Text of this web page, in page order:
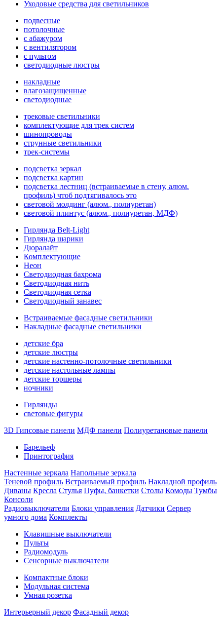
Уходовые средства для светильников
подвесные
потолочные
с абажуром
с вентилятором
с пультом
светодиодные люстры
накладные
влагозащищенные
светодиодные
трековые светильники
комплектующие для трек систем
шинопроводы
струнные светильники
трек-системы
подсветка зеркал
подсветка картин
подсветка лестниц (встраиваемые в стену, алюм.
профиль) чтоб подтягивалось это
световой молдинг (алюм., полиуретан)
световой плинтус (алюм., полиуретан, МДФ)
Гирлянда Belt-Light
Гирлянда шарики
Дюралайт
Комплектующие
Неон
Светодиодная бахрома
Светодиодная нить
Светодиодная сетка
Светодиодный занавес
Встраиваемые фасадные светильники
Накладные фасадные светильники
детские бра
детские люстры
детские настенно-потолочные светильники
детские настольные лампы
детские торшеры
ночники
Гирлянды
световые фигуры
3D Гипсовые панели МДФ панели Полиуретановые панели
Барельеф
Принтография
Настенные зеркала Напольные зеркала
Теневой профиль Встраиваемый профиль Накладной профиль
Диваны Кресла Стулья Пуфы, банкетки Столы Комоды Тумбы
Консоли
Радиовыключатели Блоки управления Датчики Сервер
умного дома Комплекты
Клавишные выключатели
Пульты
Радиомодуль
Сенсорные выключатели
Компактные блоки
Модульная система
Умная розетка
Интерьерный декор Фасадный декор